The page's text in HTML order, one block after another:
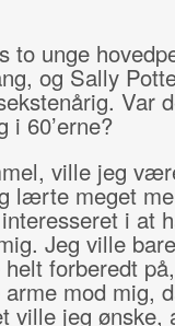
to unge
og Sally
Var
i 60’erne?
ville jeg
lærte meget
i at
Jeg ville
forberedt
mod mig,
ville jeg ønske,